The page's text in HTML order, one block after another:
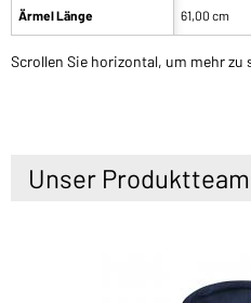
Ärmel Länge 61,00 cm
Scrollen Sie horizontal, um mehr zu
Unser